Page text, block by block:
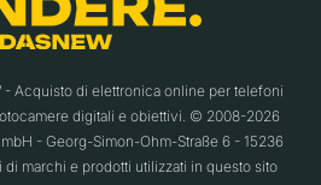
- Acquisto di elettronica online per telefoni
digitali e obiettivi. © 2008-2026
- Georg-Simon-Ohm-Straße 6 - 15236
di marchi e prodotti utilizzati in questo sito